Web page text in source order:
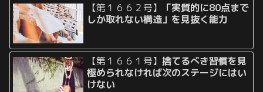
【第１６６２号】
「実質的に80点まで
しか取れない構造」を見抜く能力
【第１６６１号】捨てるべき習慣を見
極められなければ次のステージにはい
けない